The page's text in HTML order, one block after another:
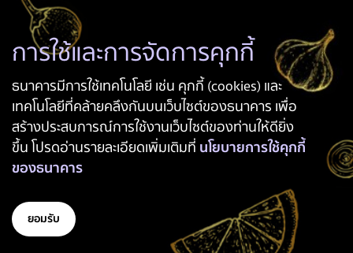
การใช้และการจัดการคุกกี้
ธนาคารมีการใช้เทคโนโลยี เช่น คุกกี้ (cookies) และ
เทคโนโลยีที่คล้ายคลึงกันบนเว็บไซต์ของธนาคาร เพื่อ
สร้างประสบการณ์การใช้งานเว็บไซต์ของท่านให้ดียิ่ง
ขึ้น โปรดอ่านรายละเอียดเพิ่มเติมที่ นโยบายการใช้คุกกี้
ของธนาคาร
ยอมรับ